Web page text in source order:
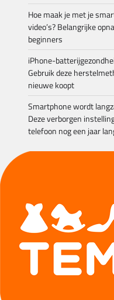
Hoe maak je met je
video’s? Belangrijke
beginners
iPhone-
Gebruik deze
nieuwe koopt
Smartphone wordt
Deze verborgen
telefoon nog een jaar